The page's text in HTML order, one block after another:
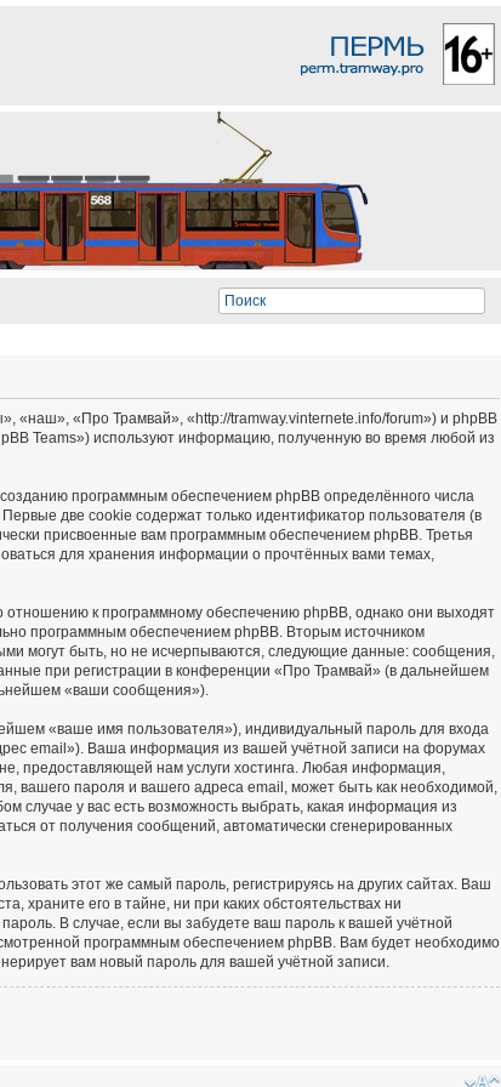
«наш», «Про Трамвай», «http://tramway.vinternete.info/forum») и phpBB
Teams») используют информацию, полученную во время любой из
программным обеспечением phpBB определённого числа
две cookie содержат только идентификатор пользователя (в
присвоенные вам программным обеспечением phpBB. Третья
для хранения информации о прочтённых вами темах,
к программному обеспечению phpBB, однако они выходят
программным обеспечением phpBB. Вторым источником
могут быть, но не исчерпываются, следующие данные: сообщения,
при регистрации в конференции «Про Трамвай» (в дальнейшем
«ваши сообщения»).
«ваше имя пользователя»), индивидуальный пароль для входа
email»). Ваша информация из вашей учётной записи на форумах
предоставляющей нам услуги хостинга. Любая информация,
вашего пароля и вашего адреса email, может быть как необходимой,
случае у вас есть возможность выбрать, какая информация из
от получения сообщений, автоматически сгенерированных
этот же самый пароль, регистрируясь на других сайтах. Ваш
храните его в тайне, ни при каких обстоятельствах ни
В случае, если вы забудете ваш пароль к вашей учётной
программным обеспечением phpBB. Вам будет необходимо
вам новый пароль для вашей учётной записи.